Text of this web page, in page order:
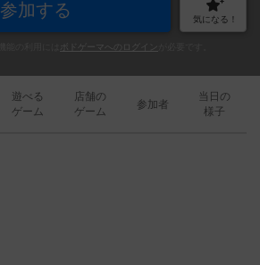
参加する 気になる！
ボドゲーマへのログイン
遊べる
ゲーム
店舗の
ゲーム
参加者
当日の
様子